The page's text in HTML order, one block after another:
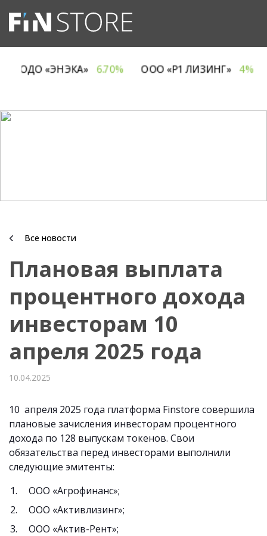
ОДО «ЭНЭКА» 6.70% ООО «Р1 ЛИЗИНГ»
Все новости
Плановая выплата
процентного дохода
инвесторам 10
апреля 2025 года
10.04.2025
10 апреля 2025 года платформа Finstore совершила
плановые зачисления инвесторам процентного
дохода по 128 выпускам токенов. Свои
обязательства перед инвесторами выполнили
следующие эмитенты:
ООО «Агрофинанс»;
ООО «Активлизинг»;
ООО «Актив-Рент»;